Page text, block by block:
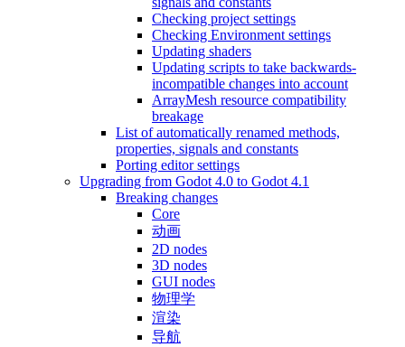
Checking project settings
Checking Environment settings
Updating shaders
Updating scripts to take backwards-
incompatible changes into account
ArrayMesh resource compatibility
breakage
List of automatically renamed methods,
properties, signals and constants
Porting editor settings
Upgrading from Godot 4.0 to Godot 4.1
Breaking changes
Core
动画
2D nodes
3D nodes
GUI nodes
物理学
渲染
导航